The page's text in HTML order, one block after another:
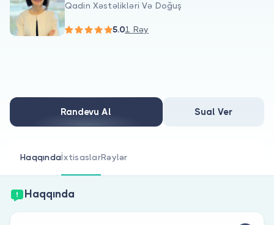
Həkimlər üçün
Həkim siniz?
Qadin Xəstəlikləri Və Doğuş
5.01 Rəy
Randevu Al Sual Ver
HaqqındaİxtisaslarRəylər
Haqqında